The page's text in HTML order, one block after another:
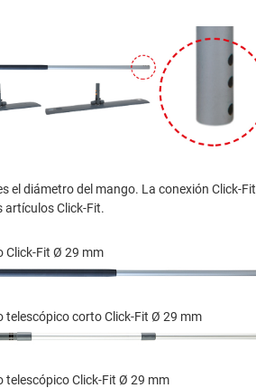
el diámetro del mango. La conexión Click-Fit
artículos Click-Fit.
Click-Fit Ø 29 mm
telescópico corto Click-Fit Ø 29 mm
telescópico Click-Fit Ø 29 mm